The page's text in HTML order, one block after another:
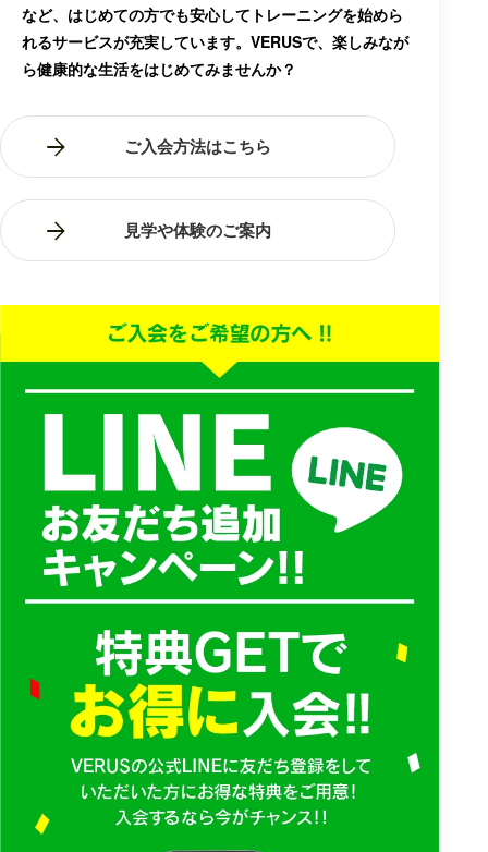
など、はじめての方でも安心してトレーニングを始めら
れるサービスが充実しています。VERUSで、楽しみなが
ら健康的な生活をはじめてみませんか？
ご入会方法はこちら
見学や体験のご案内